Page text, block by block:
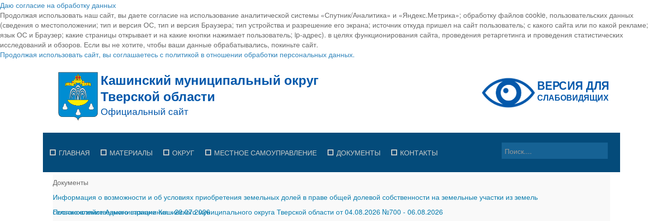
Даю согласие на обработку данных
Продолжая использовать наш сайт, вы даете согласие на использование аналитической системы «Спутник/Аналитика» и «Яндекс.Метрика»; обработку файлов cookie, пользовательских данных
(сведения о местоположении; тип и версия ОС, тип и версия Браузера; тип устройства и разрешение его экрана; источник откуда пришел на сайт пользователь; с какого сайта или по какой рекламе;
язык ОС и Браузер; какие страницы открывает и на какие кнопки нажимает пользователь; ip-адрес). в целях функционирования сайта, проведения ретаргетинга и проведения статистических
исследований и обзоров. Если вы не хотите, чтобы ваши данные обрабатывались, покиньте сайт.
Продолжая использовать сайт, вы соглашаетесь с политикой в отношении обработки персональных данных.
ГЛАВНАЯ МАТЕРИАЛЫ ОКРУГ МЕСТНОЕ САМОУПРАВЛЕНИЕ ДОКУМЕНТЫ КОНТАКТЫ
Документы
Информация о возможности и об условиях приобретения земельных долей в праве общей долевой собственности на земельные участки из земель
сельскохозяйственного назначения-29.07.2026
Постановление Администрации Кашинского муниципального округа Тверской области от 04.08.2026 №700 - 06.08.2026